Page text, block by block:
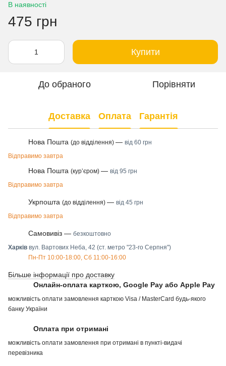
В наявності
475 грн
Купити
До обраного Порівняти
Доставка Оплата Гарантія
Нова Пошта (до відділення) — від 60 грн
Відправимо завтра
Нова Пошта (курʼєром) — від 95 грн
Відправимо завтра
Укрпошта (до відділення) — від 45 грн
Відправимо завтра
Самовивіз — безкоштовно
Харків вул. Вартових Неба, 42 (ст. метро "23-го Серпня")
Пн-Пт 10:00-18:00, Сб 11:00-16:00
Більше інформації про доставку
Онлайн-оплата карткою, Google Pay або Apple Pay
можливість оплати замовлення карткою Visa / MasterCard будь-якого
банку України
Оплата при отримані
можливість оплати замовлення при отримані в пункті-видачі
перевізника